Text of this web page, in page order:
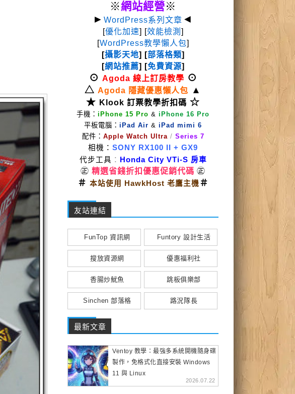
※網站經營※
► WordPress系列文章 ◄
[優化加速] [效能檢測 ]
[WordPress教學懶人包]
[攝影天地] [部落格類]
[網站推薦] [免費資源]
⊙ Agoda 線上訂房教學 ⊙
△ Agoda 隱藏優惠懶人包
▲
★ Klook 訂票教學折扣碼 ☆
手機： iPhone 15 Pro & iPhone 16 Pro
平板電腦： iPad Air & iPad mimi 6
配件： Apple Watch Ultra / Series 7
相機： SONY RX100 II
+ GX9
代步工具 ： Honda City VTi-S 房車
㊣ 精選省錢折扣優惠促銷代碼 ㊣
＃ 本站使用 HawkHost 老鷹主機＃
友站連結
FunTop 資訊網 Funtory 設計生活
搜放資源網 優惠福利社
香腸炒魷魚 跳板俱樂部
Sinchen 部落格 路況隊長
最新文章
Ventoy 教學：最強多系統開機隨身碟
製作，免格式化直接安裝 Windows
11 與 Linux
2026.07.22